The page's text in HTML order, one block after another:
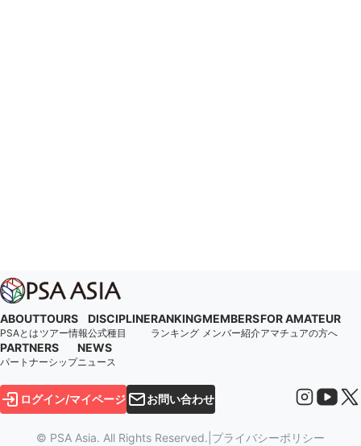
ABOUT
PSAとは
TOURS
ツアー情報
DISCIPLINE
公式種目
RANKING
ランキング
MEMBERS
メンバー紹介
FOR AMATEUR
アマチュアの方へ
PARTNERS
パートナーシップ
NEWS
ニュース
ログイン/マイページ お問い合わせ
© PSA Asia. All Rights Reserved. プライバシーポリシー